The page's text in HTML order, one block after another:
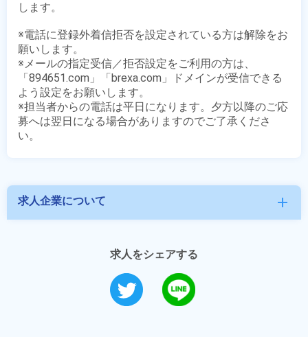
します。
※電話に登録外着信拒否を設定されている方は解除をお
願いします。
※メールの指定受信／拒否設定をご利用の方は、
「894651.com」「brexa.com」ドメインが受信できる
よう設定をお願いします。
※担当者からの電話は平日になります。夕方以降のご応
募へは翌日になる場合がありますのでご了承くださ
求人企業について add
求人をシェアする